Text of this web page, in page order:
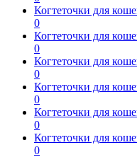
Когтеточки для
0
Когтеточки для
0
Когтеточки для
0
Когтеточки для
0
Когтеточки для
0
Когтеточки для
0